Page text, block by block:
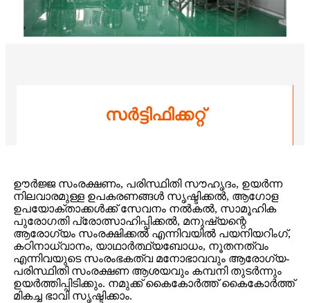
സർട്ടിഫിക്കറ്റ്
ഊർജ്ജ സംരക്ഷണം, പരിസ്ഥിതി സൗഹൃദം, ഉയർന്ന
നിലവാരമുള്ള ഉപകരണങ്ങൾ സൃഷ്ടിക്കൽ, ആഗോള
ഉപയോക്താക്കൾക്ക് സേവനം നൽകൽ, സാമൂഹിക
പുരോഗതി പ്രോത്സാഹിപ്പിക്കൽ, മനുഷ്യന്റെ
ആരോഗ്യം സംരക്ഷിക്കൽ എന്നിവയിൽ പയനിയറിംഗ്,
കഠിനാധ്വാനം, യാഥാർത്ഥ്യബോധം, നൂതനത്വം
എന്നിവയുടെ സംരംഭകത്വ മനോഭാവവും ആരോഗ്യ-
പരിസ്ഥിതി സംരക്ഷണ ആശയവും കമ്പനി തുടർന്നും
ഉയർത്തിപ്പിടിക്കും. നമുക്ക് കൈകോർത്ത് കൈകോർത്ത്
മികച്ച ഭാവി സൃഷ്ടിക്കാം.